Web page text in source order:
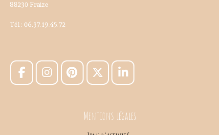
88230 Fraize
Tél : 06.37.19.45.72
Mentions légales